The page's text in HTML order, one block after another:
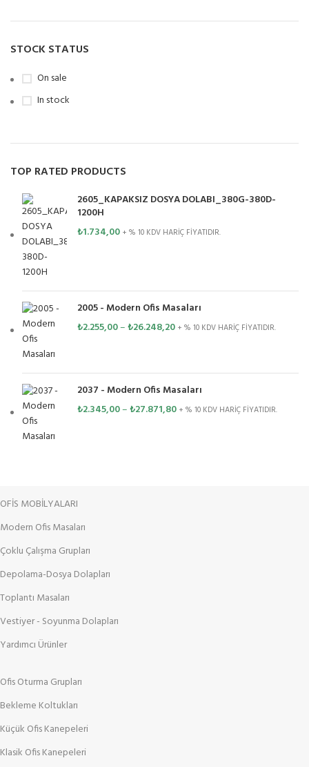
STOCK STATUS
On sale
In stock
TOP RATED PRODUCTS
2605_KAPAKSIZ DOSYA DOLABI_380G-380D-
1200H
₺1.734,00 + % 10 KDV HARİÇ FİYATIDIR.
2005 - Modern Ofis Masaları
₺2.255,00–₺26.248,20 + % 10 KDV HARİÇ FİYATIDIR.
2037 - Modern Ofis Masaları
₺2.345,00–₺27.871,80 + % 10 KDV HARİÇ FİYATIDIR.
OFİS MOBİLYALARI
Modern Ofis Masaları
Çoklu Çalışma Grupları
Depolama-Dosya Dolapları
Toplantı Masaları
Vestiyer - Soyunma Dolapları
Yardımcı Ürünler
Ofis Oturma Grupları
Bekleme Koltukları
Küçük Ofis Kanepeleri
Klasik Ofis Kanepeleri